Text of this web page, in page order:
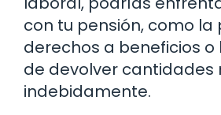
con tu pensión, como la
derechos a beneficios
de devolver cantidades
indebidamente.